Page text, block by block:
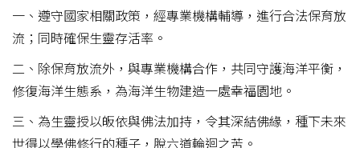
一、遵守國家相關政策，經專業機構輔導，進行合法保育放
流；同時確保生靈存活率。
二、除保育放流外，與專業機構合作，共同守護海洋平衡，
修復海洋生態系，為海洋生物建造一處幸福園地。
三、為生靈授以皈依與佛法加持，令其深結佛緣，種下未來
世得以學佛修行的種子，脫六道輪迴之苦。